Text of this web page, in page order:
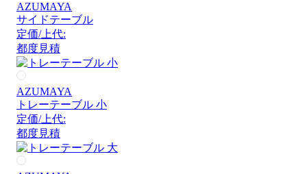
AZUMAYA
サイドテーブル
定価/上代:
都度見積
AZUMAYA
トレーテーブル 小
定価/上代:
都度見積